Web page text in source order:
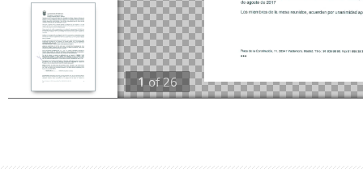
1 of 26